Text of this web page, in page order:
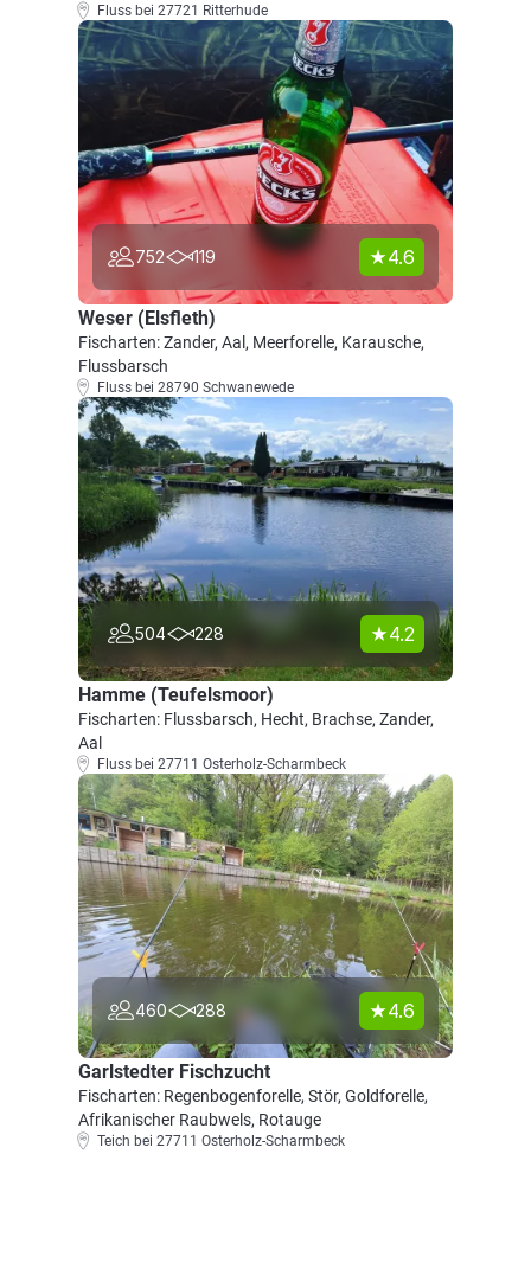
Fluss bei 27721 Ritterhude
752 119 4.6
Weser (Elsfleth)
Fischarten: Zander, Aal, Meerforelle, Karausche,
Flussbarsch
Fluss bei 28790 Schwanewede
504 228 4.2
Hamme (Teufelsmoor)
Fischarten: Flussbarsch, Hecht, Brachse, Zander,
Aal
Fluss bei 27711 Osterholz-Scharmbeck
460 288 4.6
Garlstedter Fischzucht
Fischarten: Regenbogenforelle, Stör, Goldforelle,
Afrikanischer Raubwels, Rotauge
Teich bei 27711 Osterholz-Scharmbeck